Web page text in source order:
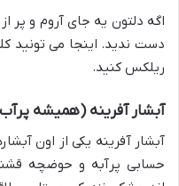
اگه دلتون یه جای آروم و پر
دست ندید. اینجا می
ریلکس کنید.
آبشار آفرینه (همیشه
آبشار آفرینه یکی از اون
حسابی پرآبه و حوضچه